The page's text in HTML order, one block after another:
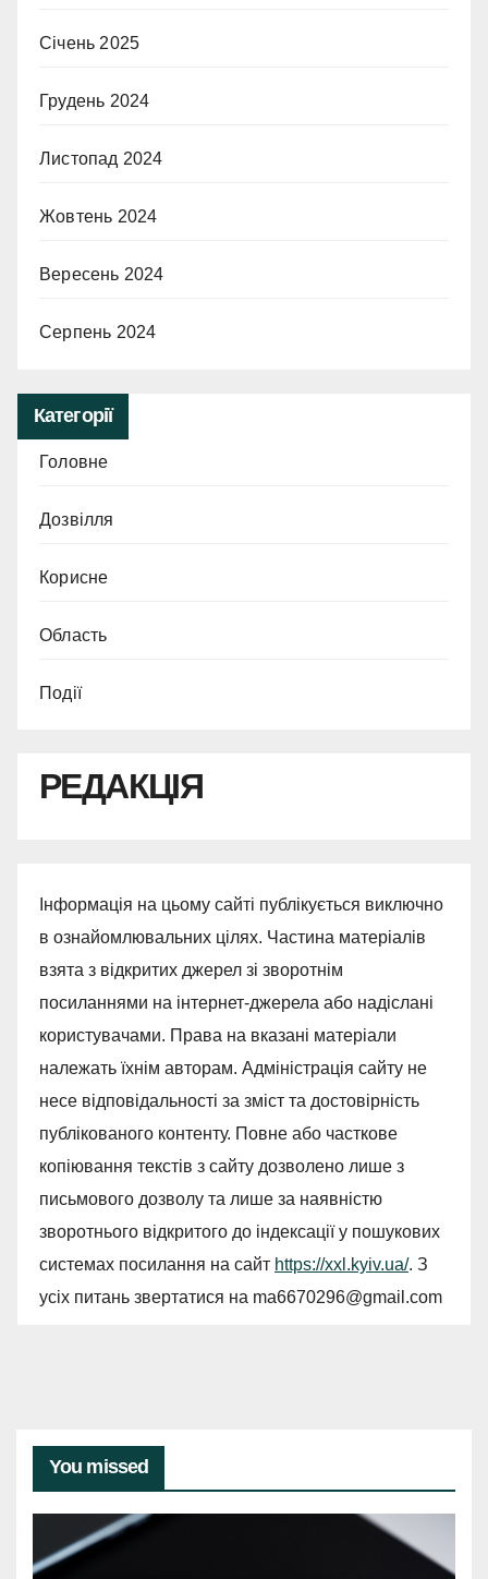
Січень 2025
Грудень 2024
Листопад 2024
Жовтень 2024
Вересень 2024
Серпень 2024
Категорії
Головне
Дозвілля
Корисне
Область
Події
РЕДАКЦІЯ
Інформація на цьому сайті публікується виключно
в ознайомлювальних цілях. Частина матеріалів
взята з відкритих джерел зі зворотнім
посиланнями на інтернет-джерела або надіслані
користувачами. Права на вказані матеріали
належать їхнім авторам. Адміністрація сайту не
несе відповідальності за зміст та достовірність
публікованого контенту. Повне або часткове
копіювання текстів з сайту дозволено лише з
письмового дозволу та лише за наявністю
зворотнього відкритого до індексації у пошукових
системах посилання на сайт https://xxl.kyiv.ua/. З
усіх питань звертатися на ma6670296@gmail.com
You missed